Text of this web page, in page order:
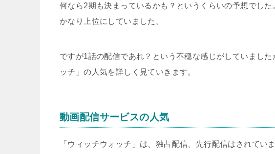
何なら2期も決まっているかも？というくらいの予想でし
かなり上位にしていました。
ですが1話の配信であれ？という不穏な感じがしていまし
ッチ」の人気を詳しく見ていきます。
動画配信サービスの人気
「ウィッチウォッチ」は、独占配信、先行配信はされてい